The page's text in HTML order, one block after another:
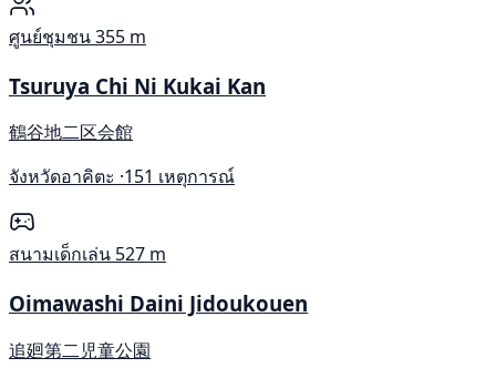
ศูนย์ชุมชน355 m
Tsuruya Chi Ni Kukai Kan
鶴谷地二区会館
จังหวัดอาคิตะ ·151 เหตุการณ์
สนามเด็กเล่น 527 m
Oimawashi Daini Jidoukouen
追廻第二児童公園